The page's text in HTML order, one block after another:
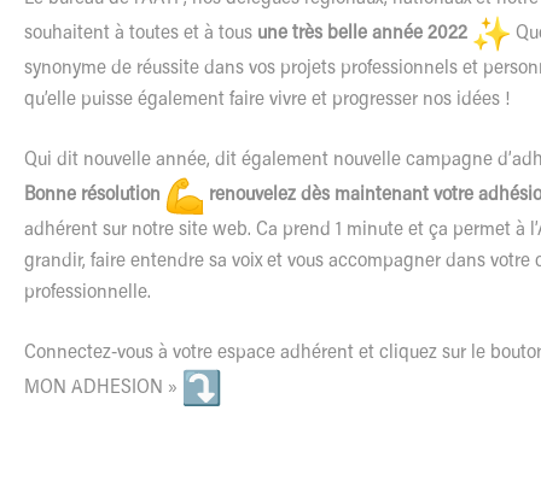
souhaitent à toutes et à tous une très belle année 2022
synonyme de réussite dans vos projets professionnels et
qu’elle puisse également faire vivre et progresser nos idées !
Qui dit nouvelle année, dit également nouvelle campagne
Bonne résolution
renouvelez dès maintenant votre
adhérent sur notre site web. Ca prend 1 minute et ça permet à
grandir, faire entendre sa voix et vous accompagner dans votre
professionnelle.
Connectez-vous à votre espace adhérent et cliquez sur le
MON ADHESION »